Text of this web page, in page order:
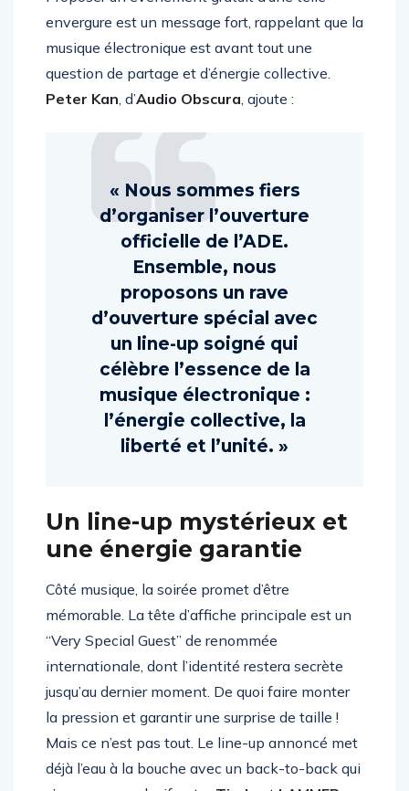
Proposer un événement gratuit d’une telle
envergure est un message fort, rappelant que la
musique électronique est avant tout une
question de partage et d’énergie collective.
« Nous sommes fiers
d’organiser l’ouverture
officielle de l’ADE.
Ensemble, nous
proposons un rave
d’ouverture spécial avec
un line-up soigné qui
célèbre l’essence de la
musique électronique :
l’énergie collective, la
Un line-up mystérieux et
une énergie garantie
Côté musique, la soirée promet d’être
mémorable. La tête d’affiche principale est un
“Very Special Guest” de renommée
internationale, dont l’identité restera secrète
jusqu’au dernier moment. De quoi faire monter
la pression et garantir une surprise de taille !
Mais ce n’est pas tout. Le line-up annoncé met
déjà l’eau à la bouche avec un back-to-back qui